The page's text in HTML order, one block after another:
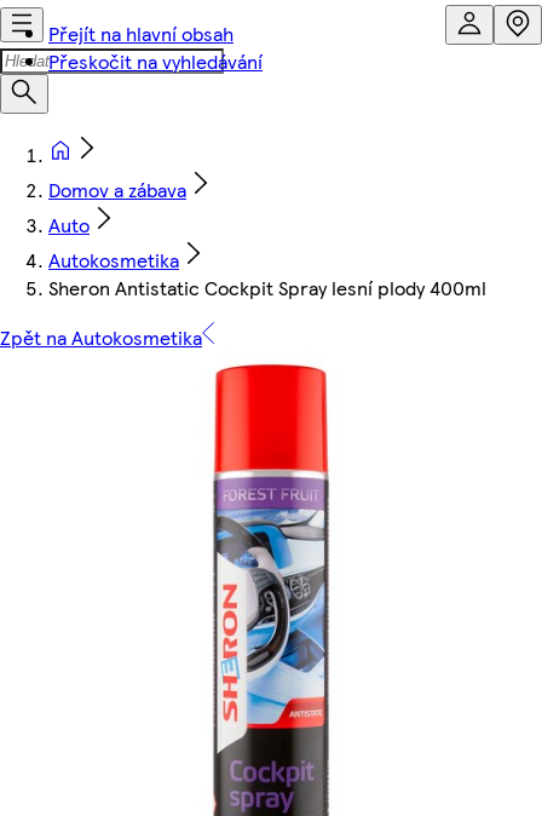
Přejít na hlavní obsah
Přeskočit na vyhledávání
Domov a zábava
Auto
Autokosmetika
Sheron Antistatic Cockpit Spray lesní plody 400ml
Zpět na Autokosmetika